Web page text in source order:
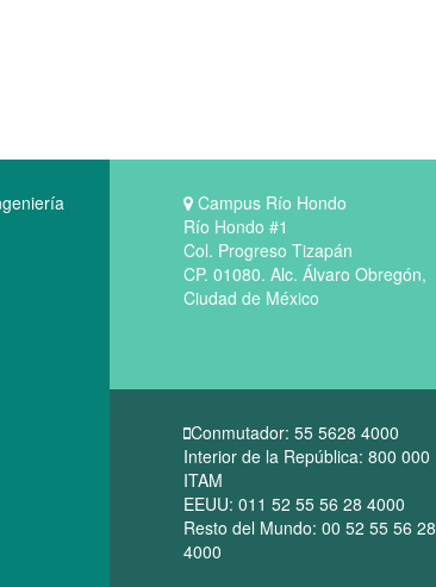
Campus Río Hondo
Río Hondo #1
Col. Progreso Tizapán
CP. 01080. Alc. Álvaro Obregón,
Ciudad de México
Conmutador: 55 5628 4000
Interior de la República: 800 000
ITAM
EEUU: 011 52 55 56 28 4000
Resto del Mundo: 00 52 55 56 28
4000